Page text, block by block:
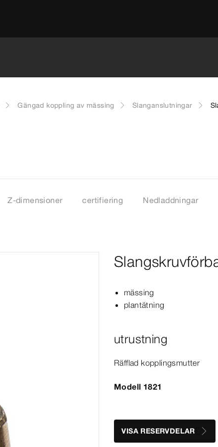
Gängad koppling av mässing Slanganslutningar
Z-dimensioner certifiering Nedladdningar
mässing
plantätning
utrustning
Räfflad kopplingsmutter
Modell 1821
VISA RESERVDELAR